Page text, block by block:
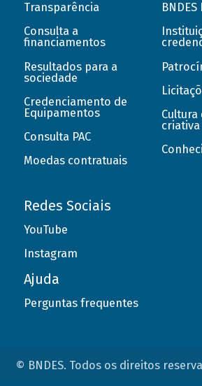
Transparência
Consulta a
financiamentos
Resultados para a
sociedade
Credenciamento de
Equipamentos
Consulta PAC
Moedas contratuais
criativa
Redes Sociais
YouTube
Instagram
Ajuda
Perguntas frequentes
© BNDES. Todos os direitos